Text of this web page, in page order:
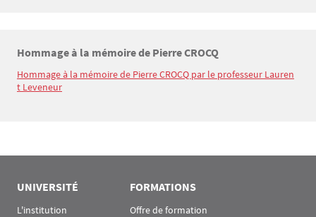
Texte
Hommage à la mémoire de Pierre CROCQ
Hommage à la mémoire de Pierre CROCQ par le professeur Lauren
t Leveneur
UNIVERSITÉ
L'institution
FORMATIONS
Offre de formation